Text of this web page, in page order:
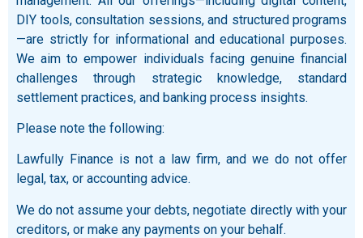
DIY tools, consultation sessions, and structured programs
—are strictly for informational and educational purposes.
We aim to empower individuals facing genuine financial
challenges through strategic knowledge, standard
settlement practices, and banking process insights.
Please note the following:
Lawfully Finance is not a law firm, and we do not offer
legal, tax, or accounting advice.
We do not assume your debts, negotiate directly with your
creditors, or make any payments on your behalf.